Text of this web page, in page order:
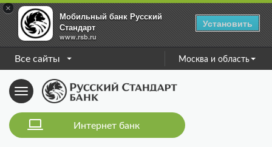
×
Мобильный банк Русский
Стандарт
www.rsb.ru
Установить
Все сайты Москва и область
Toggle
navigation
Интернет банк